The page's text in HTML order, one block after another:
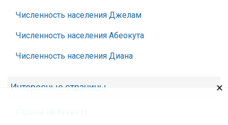
Численность населения Джелам
Численность населения Абеокута
Численность населения Диана
Интересные страницы ×